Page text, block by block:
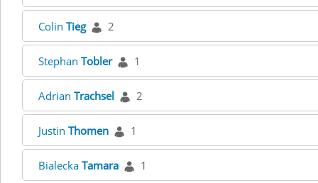
Colin Tieg 2
Stephan Tobler 1
Adrian Trachsel 2
Justin Thomen 1
Bialecka Tamara 1